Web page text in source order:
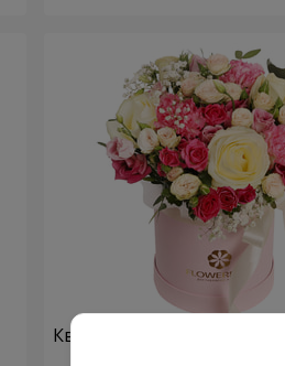
Квіти в коробці "Помпадур"